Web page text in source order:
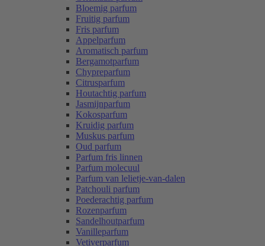
Bloemig parfum
Fruitig parfum
Fris parfum
Appelparfum
Aromatisch parfum
Bergamotparfum
Chypreparfum
Citrusparfum
Houtachtig parfum
Jasmijnparfum
Kokosparfum
Kruidig parfum
Muskus parfum
Oud parfum
Parfum fris linnen
Parfum molecuul
Parfum van lelietje-van-dalen
Patchouli parfum
Poederachtig parfum
Rozenparfum
Sandelhoutparfum
Vanilleparfum
Vetiverparfum